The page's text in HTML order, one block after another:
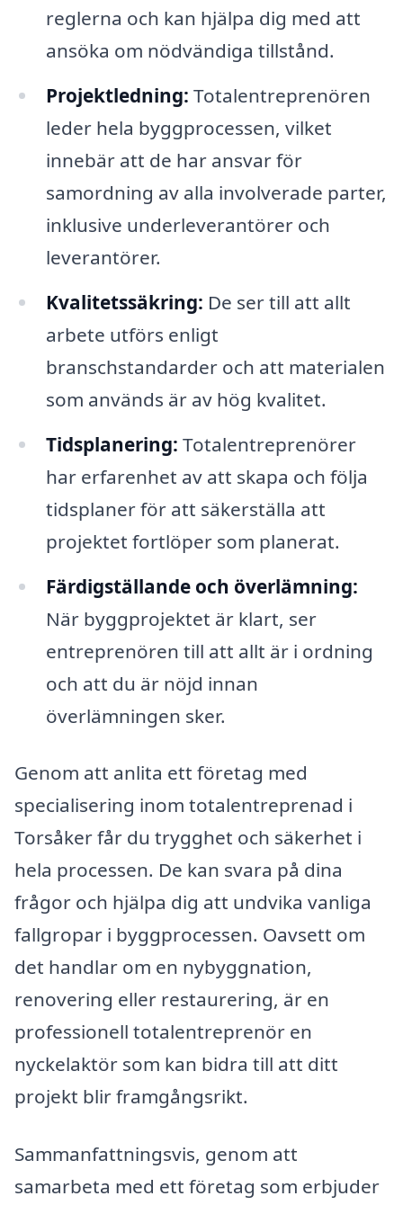
reglerna och kan hjälpa dig med att
ansöka om nödvändiga tillstånd.
Projektledning: Totalentreprenören
leder hela byggprocessen, vilket
innebär att de har ansvar för
samordning av alla involverade parter,
inklusive underleverantörer och
leverantörer.
Kvalitetssäkring: De ser till att allt
arbete utförs enligt
branschstandarder och att materialen
som används är av hög kvalitet.
Tidsplanering: Totalentreprenörer
har erfarenhet av att skapa och följa
tidsplaner för att säkerställa att
projektet fortlöper som planerat.
Färdigställande och överlämning:
När byggprojektet är klart, ser
entreprenören till att allt är i ordning
och att du är nöjd innan
överlämningen sker.
Genom att anlita ett företag med
specialisering inom totalentreprenad i
Torsåker får du trygghet och säkerhet i
hela processen. De kan svara på dina
frågor och hjälpa dig att undvika vanliga
fallgropar i byggprocessen. Oavsett om
det handlar om en nybyggnation,
renovering eller restaurering, är en
professionell totalentreprenör en
nyckelaktör som kan bidra till att ditt
projekt blir framgångsrikt.
Sammanfattningsvis, genom att
samarbeta med ett företag som erbjuder